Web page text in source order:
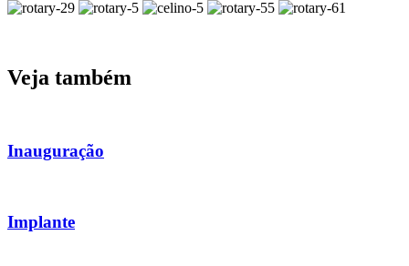
Veja também
Inauguração
Implante